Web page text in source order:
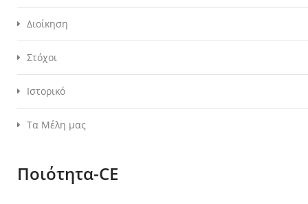
Διοίκηση
Στόχοι
Ιστορικό
Τα Μέλη μας
Ποιότητα-CE